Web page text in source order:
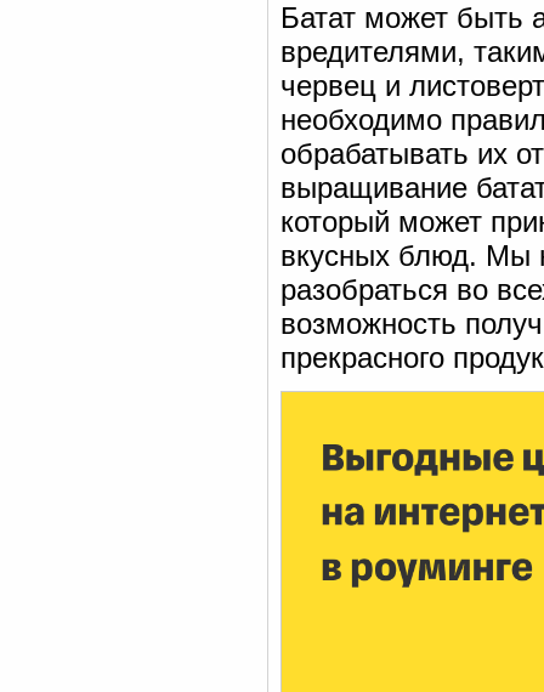
Батат может быть
вредителями,
червец и
необходимо
обрабатывать их
выращивание
который может
вкусных блюд. Мы
разобраться во
возможность
прекрасного